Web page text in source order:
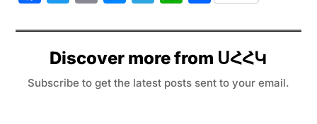
c
e
b
itt
er
ai
l
s
s
e
e
gr
a
at
s
A
ar
e
Discover more from ՍՀՀԿ
Subscribe to get the latest posts sent to your email.